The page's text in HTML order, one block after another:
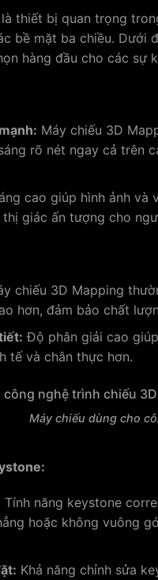
thiết bị quan trọng
bề mặt ba chiều. Dưới
hàng đầu cho các sự
Máy chiếu 3D
rõ nét ngay cả trên
cao giúp hình ảnh và
giác ấn tượng cho
chiếu 3D Mapping
hơn, đảm bảo chất
Độ phân giải cao
tế và chân thực hơn.
Máy chiếu dùng cho
Tính năng keystone
hoặc không vuông
Khả năng chỉnh sửa